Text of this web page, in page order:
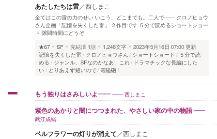
あたしたちは雷／西しまこ
全てはこの雷の力のせい いこう、どこまでも。二人で―― クロノヒョウ
さん企画「記憶を失くした雷」 ２作目です ５分で読めるショートショー
ト 隙間時間にどうぞ
★67
SF 完結済 1話 1,248文字
2023年5月16日 07:00 更新
記憶を失くした雷
クロノヒョウさん ショートショート
５分で読
める
ジャンル、SFなのかなあ、これ
ドラマチックな長編にした
い
とりあえず短いので 電磁砲！
もう独りはさみしいよ―― 西しまこ
紫色のあかりと闇につつまれた、やさしい家の中の物語
武江成緒
ベルフラワーの灯りが消えて／西しまこ